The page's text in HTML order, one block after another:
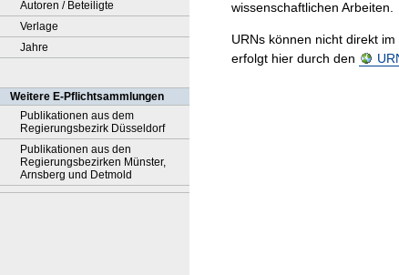
Autoren / Beteiligte
Verlage
Jahre
Weitere E-Pflichtsammlungen
Publikationen aus dem
Regierungsbezirk Düsseldorf
Publikationen aus den
Regierungsbezirken Münster,
Arnsberg und Detmold
wissenschaftlichen Arbeiten.
URNs können nicht direkt
erfolgt hier durch den